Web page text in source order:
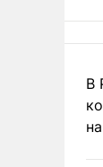
В